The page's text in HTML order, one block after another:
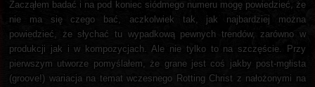
Zacząłem badać i na pod koniec siódmego numeru mogę powiedzieć, że
nie ma się czego bać, aczkolwiek tak, jak najbardziej można
powiedzieć, że słychać tu wypadkową pewnych trendów, zarówno w
produkcji jak i w kompozycjach. Ale nie tylko to na szczęście. Przy
pierwszym utworze pomyślałem, że grane jest coś jakby post-mgłista
(groove!) wariacja na temat wczesnego Rotting Christ z nałożonymi na